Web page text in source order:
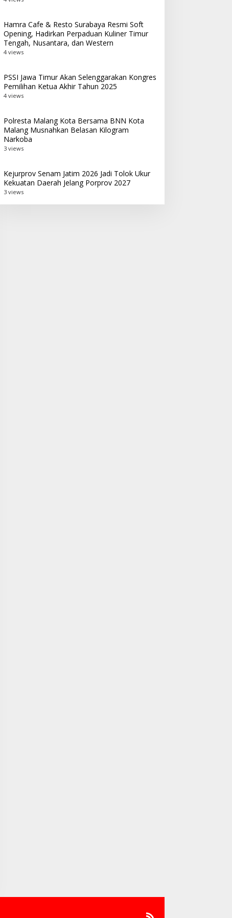
Hamra Cafe & Resto Surabaya Resmi Soft
Opening, Hadirkan Perpaduan Kuliner Timur
Tengah, Nusantara, dan Western
4 views
PSSI Jawa Timur Akan Selenggarakan Kongres
Pemilihan Ketua Akhir Tahun 2025
4 views
Polresta Malang Kota Bersama BNN Kota
Malang Musnahkan Belasan Kilogram
Narkoba
3 views
Kejurprov Senam Jatim 2026 Jadi Tolok Ukur
Kekuatan Daerah Jelang Porprov 2027
3 views